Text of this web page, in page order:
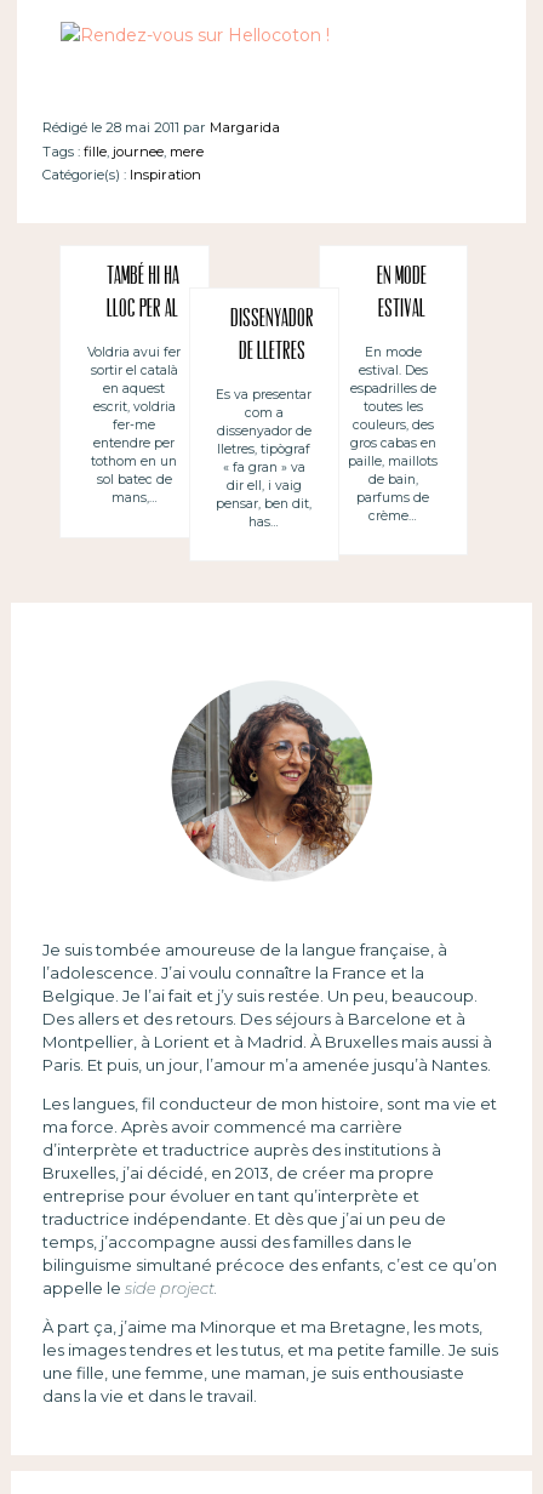
Rédigé le 28 mai 2011 par Margarida
Tags : fille, journee, mere
Catégorie(s) : Inspiration
També hi ha
lloc per al
català
Voldria avui fer
sortir el català
en aquest
escrit, voldria
fer-me
entendre per
tothom en un
sol batec de
mans,…
Dissenyador
de lletres
Es va presentar
com a
dissenyador de
lletres, tipògraf
« fa gran » va
dir ell, i vaig
pensar, ben dit,
has…
En mode
estival
En mode
estival. Des
espadrilles de
toutes les
couleurs, des
gros cabas en
paille, maillots
de bain,
parfums de
crème…
Je suis tombée amoureuse de la langue française, à
l’adolescence. J’ai voulu connaître la France et la
Belgique. Je l’ai fait et j’y suis restée. Un peu, beaucoup.
Des allers et des retours. Des séjours à Barcelone et à
Montpellier, à Lorient et à Madrid. À Bruxelles mais aussi à
Paris. Et puis, un jour, l’amour m’a amenée jusqu’à Nantes.
Les langues, fil conducteur de mon histoire, sont ma vie et
ma force. Après avoir commencé ma carrière
d’interprète et traductrice auprès des institutions à
Bruxelles, j’ai décidé, en 2013, de créer ma propre
entreprise pour évoluer en tant qu’interprète et
traductrice indépendante. Et dès que j’ai un peu de
temps, j’accompagne aussi des familles dans le
bilinguisme simultané précoce des enfants, c’est ce qu’on
appelle le side project.
À part ça, j’aime ma Minorque et ma Bretagne, les mots,
les images tendres et les tutus, et ma petite famille. Je suis
une fille, une femme, une maman, je suis enthousiaste
dans la vie et dans le travail.